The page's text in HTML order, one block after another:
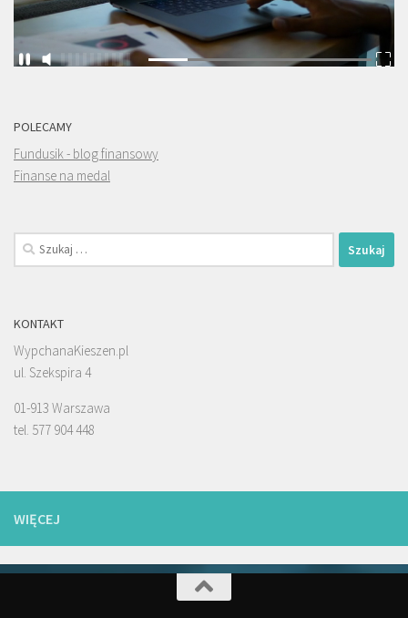
POLECAMY
Fundusik - blog finansowy
Finanse na medal
Szukaj:
KONTAKT
WypchanaKieszen.pl
ul. Szekspira 4
01-913 Warszawa
tel. 577 904 448
WIĘCEJ